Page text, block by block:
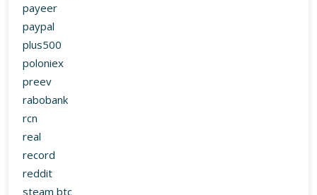
payeer
paypal
plus500
poloniex
preev
rabobank
rcn
real
record
reddit
steam btc